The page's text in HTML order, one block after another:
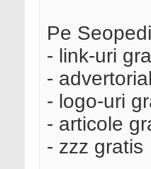
Pe
- link-uri
-
- logo-uri
- articole
- zzz gratis